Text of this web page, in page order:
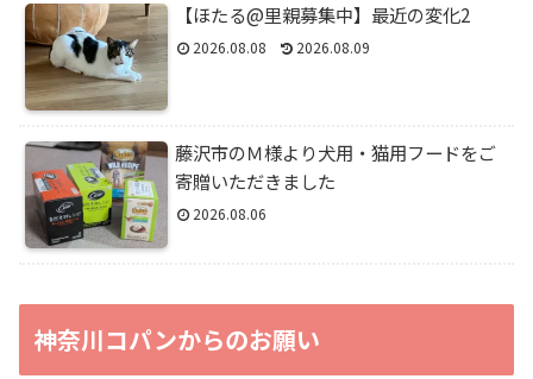
【ほたる@里親募集中】最近の変化2
2026.08.08 2026.08.09
藤沢市のＭ様より犬用・猫用フードをご
寄贈いただきました
2026.08.06
神奈川コパンからのお願い